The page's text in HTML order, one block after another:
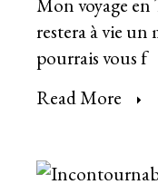
Mon voyage
restera à vie un
pourrais vous f
Read More